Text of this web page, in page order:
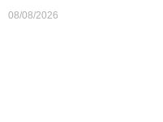
08/08/2026